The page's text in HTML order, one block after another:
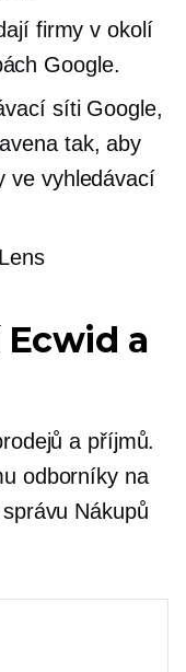
firmy v okolí
Google.
síti Google,
tak, aby
ve vyhledávací
a
a příjmů.
odborníky na
Nákupů